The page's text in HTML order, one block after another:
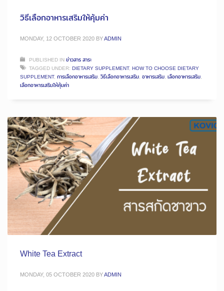
วิธีเลือกอาหารเสริมให้คุ้มค่า
MONDAY, 12 OCTOBER 2020 BYADMIN
PUBLISHED INข่าวสาร สาระ
TAGGED UNDER: DIETARY SUPPLEMENT, HOW TO CHOOSE DIETARY
SUPPLEMENT, การเลือกอาหารเสริม, วิธีเลือกอาหารเสริม, อาหารเสริม, เลือกอาหารเสริม,
เลือกอาหารเสริมให้คุ้มค่า
White Tea Extract
MONDAY, 05 OCTOBER 2020 BYADMIN